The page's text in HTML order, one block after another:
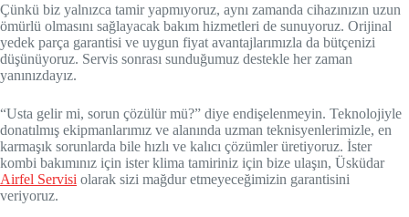
Çünkü biz yalnızca tamir yapmıyoruz, aynı zamanda cihazınızın uzun
ömürlü olmasını sağlayacak bakım hizmetleri de sunuyoruz. Orijinal
yedek parça garantisi ve uygun fiyat avantajlarımızla da bütçenizi
düşünüyoruz. Servis sonrası sunduğumuz destekle her zaman
yanınızdayız.
“Usta gelir mi, sorun çözülür mü?” diye endişelenmeyin. Teknolojiyle
donatılmış ekipmanlarımız ve alanında uzman teknisyenlerimizle, en
karmaşık sorunlarda bile hızlı ve kalıcı çözümler üretiyoruz. İster
kombi bakımınız için ister klima tamiriniz için bize ulaşın, Üsküdar
Airfel Servisi olarak sizi mağdur etmeyeceğimizin garantisini
veriyoruz.